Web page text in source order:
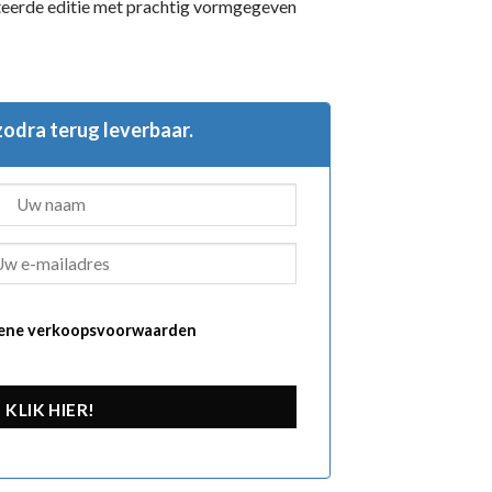
editie met prachtig vormgegeven
terug leverbaar.
verkoopsvoorwaarden
KLIK HIER!